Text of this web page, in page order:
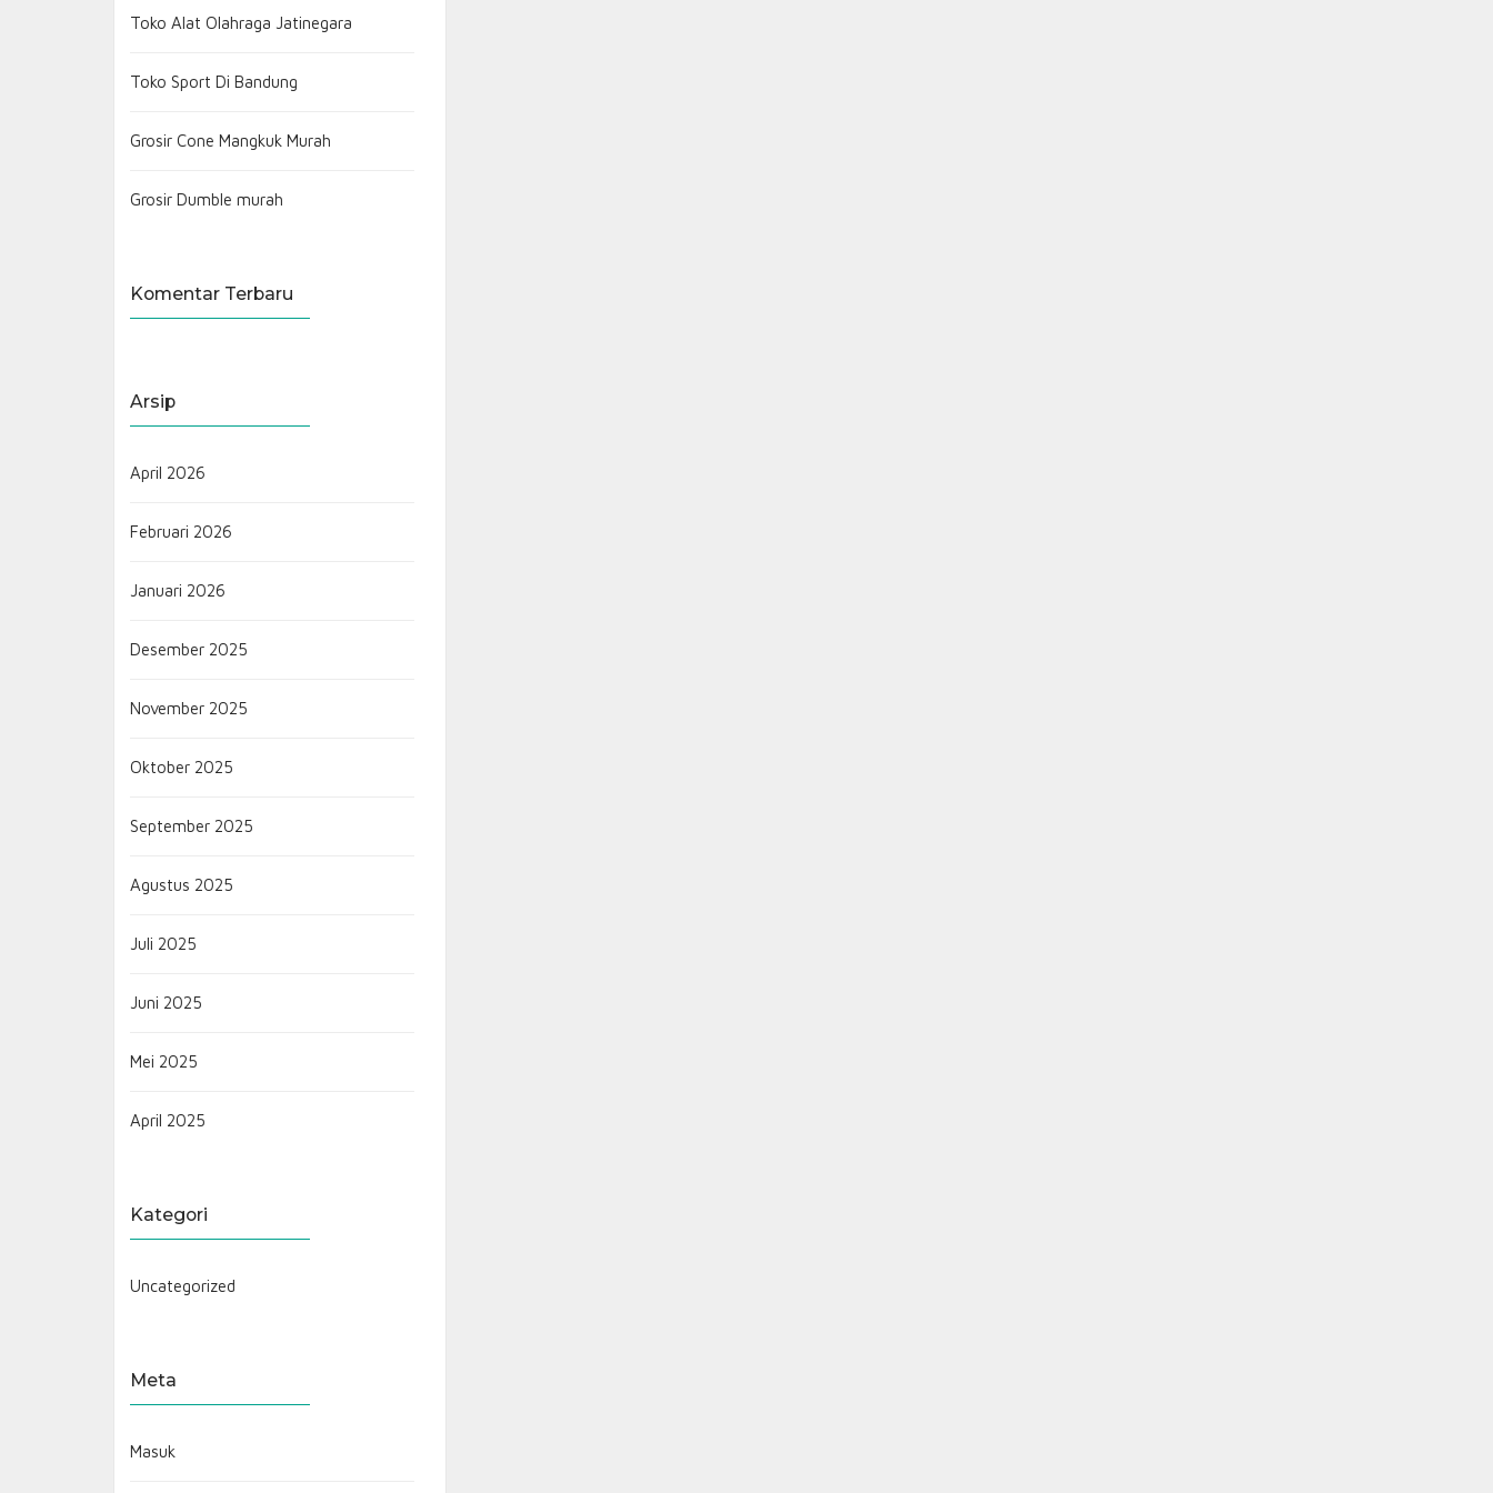
Toko Alat Olahraga Jatinegara
Toko Sport Di Bandung
Grosir Cone Mangkuk Murah
Grosir Dumble murah
Komentar Terbaru
Arsip
April 2026
Februari 2026
Januari 2026
Desember 2025
November 2025
Oktober 2025
September 2025
Agustus 2025
Juli 2025
Juni 2025
Mei 2025
April 2025
Kategori
Uncategorized
Meta
Masuk